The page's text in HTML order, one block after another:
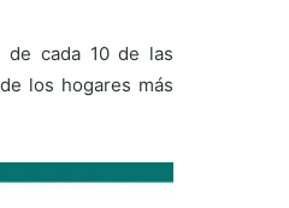
de cada 10 de las
los hogares más